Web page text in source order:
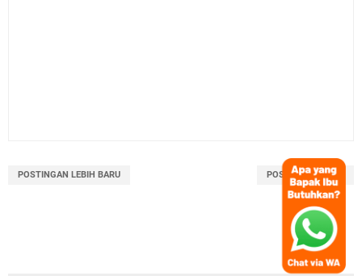
POSTINGAN LEBIH BARU POSTINGAN LAMA